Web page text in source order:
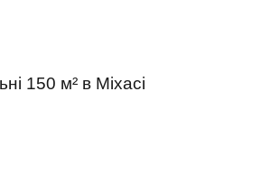
150 м² в Міхасі